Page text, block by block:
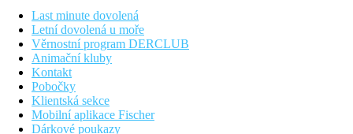
Stravování
Snídaně
snídaně formou bufetu
Polopenze
Snídaně a večeře formou bufetu
Plná penze
Snídaně, oběd a večeře formou bufetu
All inclusive
Last minute dovolená
Letní dovolená u moře
Věrnostní program DERCLUB
Animační kluby
Kontakt
Pobočky
Klientská sekce
Mobilní aplikace Fischer
Dárkové poukazy